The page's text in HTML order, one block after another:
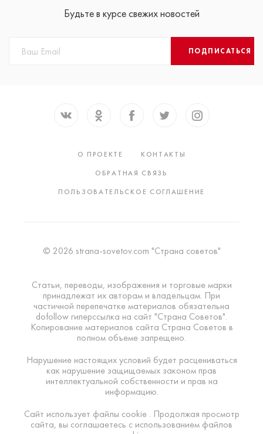
Будьте в курсе свежих новостей
ПОДПИСАТЬСЯ
О ПРОЕКТЕ
КОНТАКТЫ
ОБРАТНАЯ СВЯЗЬ
ПОЛЬЗОВАТЕЛЬСКОЕ СОГЛАШЕНИЕ
© 2026 strana-sovetov.com "Страна советов"
Статьи, переводы, изображения и торговые марки
принадлежат их авторам и владельцам. При
частичной перепечатке материалов обязательна
dofollow гиперссылка на сайт "Страна Советов".
Копирование материалов сайта Страна Советов в
полном объеме запрещено.
Нарушение настоящих условий будет расцениваться
как нарушение защищаемых законом прав
интеллектуальной собственности и прав на
информацию.
Сайт использует файлы cookie . Продолжая просмотр
сайта, вы соглашаетесь с использованием файлов